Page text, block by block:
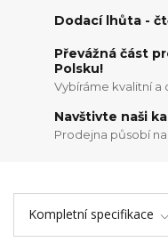
Dodací lhůta -
Převážná část
Polsku!
Vybíráme kvalitní a
Navštivte naši
Prodejna působí na
Kompletní specifikace